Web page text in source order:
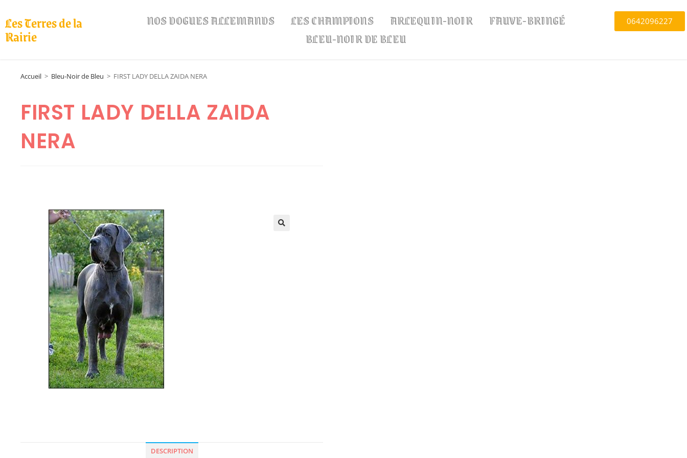
Les Terres de la
Rairie
NOS DOGUES ALLEMANDS LES CHAMPIONS ARLEQUIN-NOIR
FAUVE-BRINGÉ
BLEU-NOIR DE BLEU
0642096227
Accueil > Bleu-Noir de Bleu > FIRST LADY DELLA ZAIDA NERA
FIRST LADY DELLA ZAIDA
NERA
DESCRIPTION